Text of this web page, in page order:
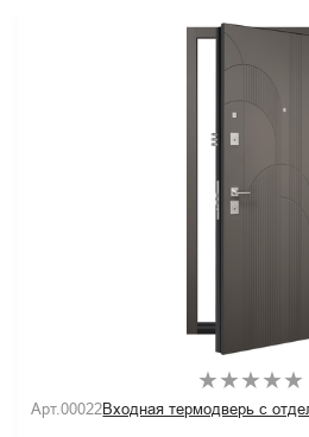
Арт.00022Входная термодверь с